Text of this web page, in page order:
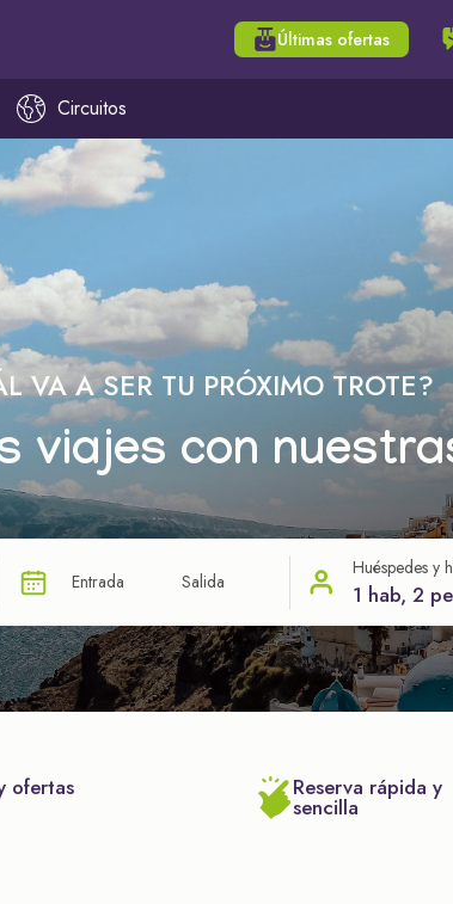
Últimas ofertas
Circuitos
VA A SER TU PRÓXIMO TROTE?
viajes con
Entrada Salida
Huéspedes y
1 hab, 2
ofertas Reserva rápida y
sencilla